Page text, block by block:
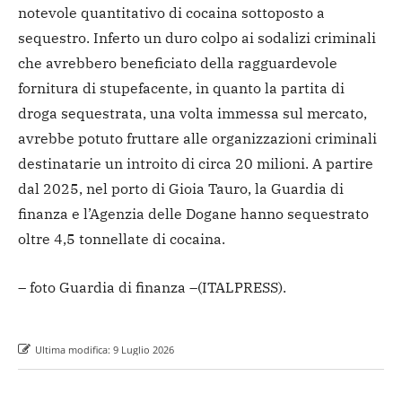
notevole quantitativo di cocaina sottoposto a
sequestro. Inferto un duro colpo ai sodalizi criminali
che avrebbero beneficiato della ragguardevole
fornitura di stupefacente, in quanto la partita di
droga sequestrata, una volta immessa sul mercato,
avrebbe potuto fruttare alle organizzazioni criminali
destinatarie un introito di circa 20 milioni. A partire
dal 2025, nel porto di Gioia Tauro, la Guardia di
finanza e l’Agenzia delle Dogane hanno sequestrato
oltre 4,5 tonnellate di cocaina.
– foto Guardia di finanza –(ITALPRESS).
Ultima modifica: 9 Luglio 2026